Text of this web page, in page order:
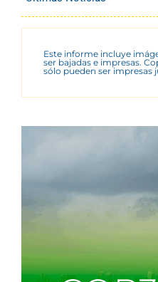
Este informe incluye
ser bajadas e impresas.
sólo pueden ser impresas